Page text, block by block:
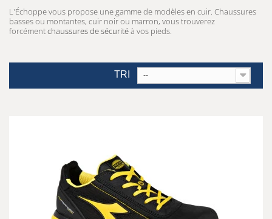
L'Échoppe vous propose une gamme de modèles en cuir. Chaussures
basses ou montantes, cuir noir ou marron, vous trouverez
forcémentchaussures de sécuritéà vos pieds.
TRI --